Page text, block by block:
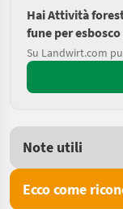
Hai Attività
fune per
Su Landwirt.com
Note utili
Ecco come